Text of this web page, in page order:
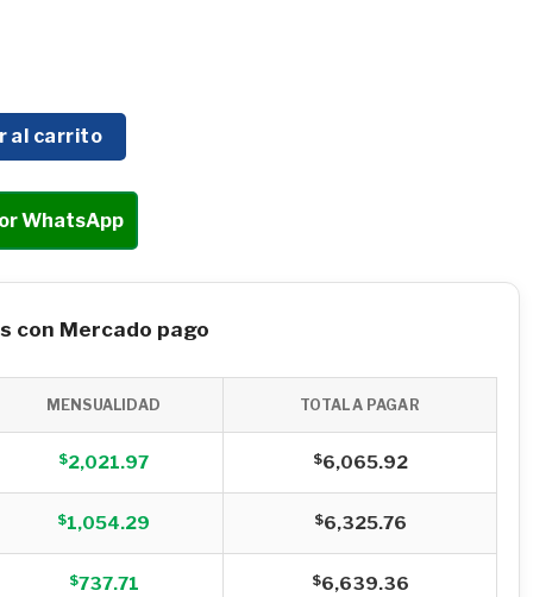
de 52mm saca núcleo Husqvarna 1 1/4"- D6552
al carrito
WhatsApp
con Mercado pago
MENSUALIDAD TOTAL A PAGAR
$2,021.97 $6,065.92
$1,054.29 $6,325.76
$737.71 $6,639.36